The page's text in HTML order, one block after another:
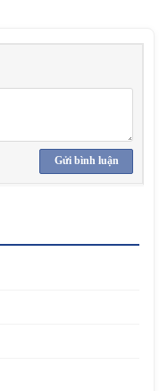
Gửi bình luận